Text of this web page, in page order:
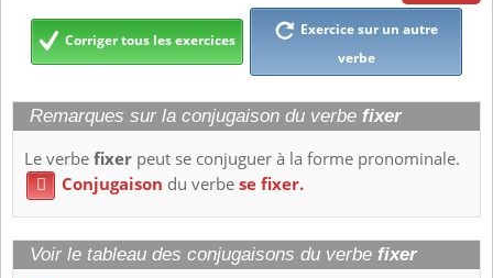
Corriger tous les exercices
Exercice sur un autre
verbe
Remarques sur la conjugaison du verbe fixer
Le verbefixer peut se conjuguer à la forme pronominale.
 Conjugaison du verbese fixer.
Voir le tableau des conjugaisons du verbe fixer